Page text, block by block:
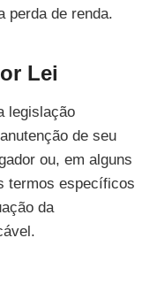
perda de renda.
Lei
legislação
de seu
ou, em alguns
termos específicos
da